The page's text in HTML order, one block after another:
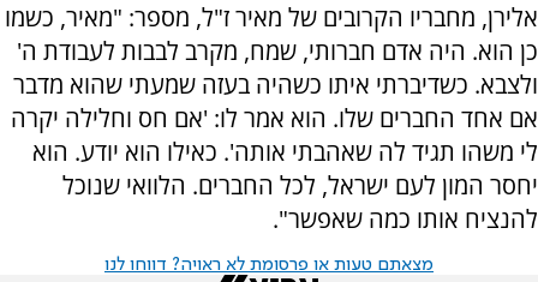
אלירן, מחבריו הקרובים של מאיר ז"ל, מספר: "מאיר, כשמו
כן הוא. היה אדם חברותי, שמח, מקרב לבבות לעבודת ה'
ולצבא. כשדיברתי איתו כשהיה בעזה שמעתי שהוא מדבר
אם אחד החברים שלו. הוא אמר לו: 'אם חס וחלילה יקרה
לי משהו תגיד לה שאהבתי אותה'. כאילו הוא יודע. הוא
יחסר המון לעם ישראל, לכל החברים. הלוואי שנוכל
להנציח אותו כמה שאפשר".
מצאתם טעות או פרסומת לא ראויה? דווחו לנו